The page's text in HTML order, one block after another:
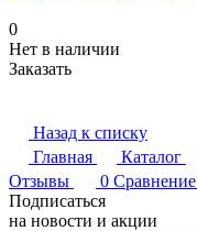
0
Нет в наличии
Заказать
Назад к списку
Главная
Каталог
Отзывы
0 Сравнение
Подписаться
на новости и акции